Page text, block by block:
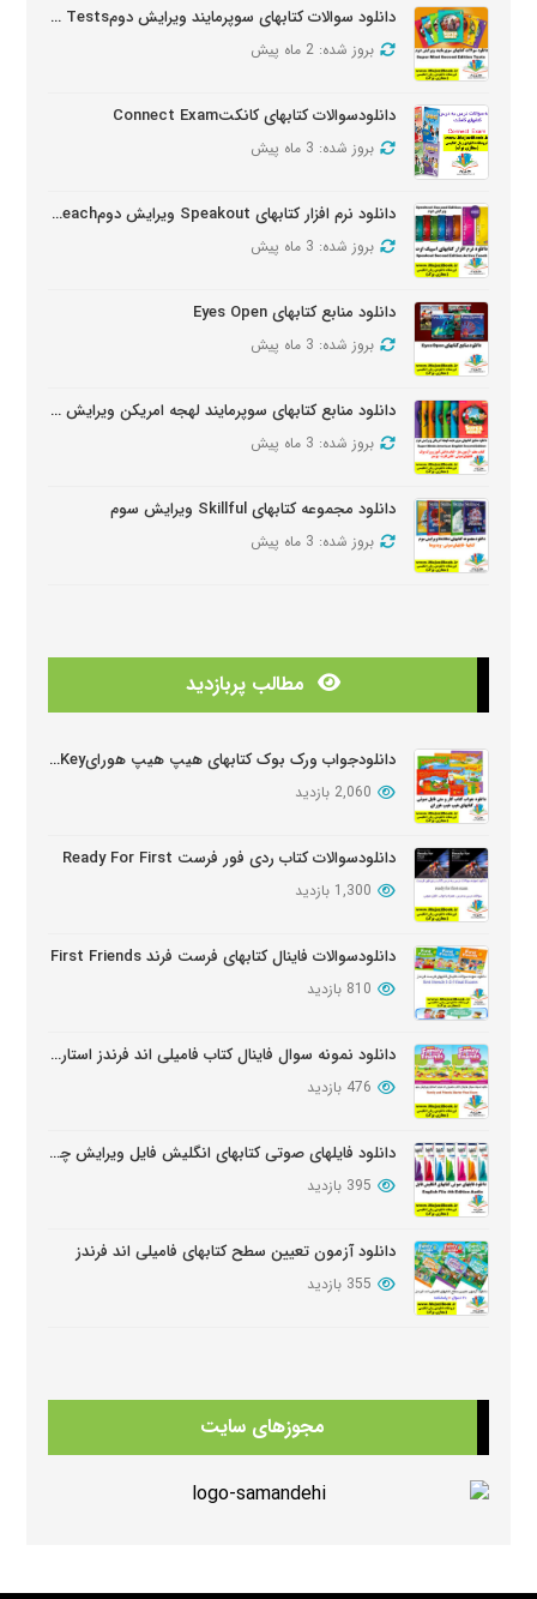
دانلود سوالات کتابهای سوپرمایند ویرایش دومSuper Mind Tests
بروز شده: 2 ماه پیش
دانلودسوالات کتابهای کانکتConnect Exam
بروز شده: 3 ماه پیش
دانلود نرم افزار کتابهای Speakout ویرایش دومSpeakout Active Teach
بروز شده: 3 ماه پیش
دانلود منابع کتابهای Eyes Open
بروز شده: 3 ماه پیش
دانلود منابع کتابهای سوپرمایند لهجه امریکن ویرایش دومSuper Minds American Second Edition
بروز شده: 3 ماه پیش
دانلود مجموعه کتابهای Skillful ویرایش سوم
بروز شده: 3 ماه پیش
دانلود دوره آموزشی Wider World ویرایش دوم
دانلود سوالات کتابهای Oxford Discover
مطالب پربازدید
دانلودجواب ورک بوک کتابهای هیپ هیپ هورایHip Hip Hooray Workbook Key
2,060 بازدید
دانلودسوالات کتاب ردی فور فرست Ready For First
1,300 بازدید
دانلودسوالات فاینال کتابهای فرست فرند First Friends
810 بازدید
دانلود نمونه سوال فاینال کتاب فامیلی اند فرندز استارتر ویرایش دوم
476 بازدید
دانلود فایلهای صوتی کتابهای انگلیش فایل ویرایش چهارم English File Edition Audio
395 بازدید
دانلود آزمون تعیین سطح کتابهای فامیلی اند فرندز
355 بازدید
مجوزهای سایت